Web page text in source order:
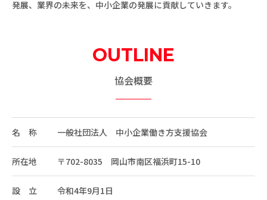
発展、業界の未来を、中小企業の発展に貢献していきます。
OUTLINE
協会概要
名 称 一般社団法人 中小企業働き方支援協会
所在地 〒702-8035 岡山市南区福浜町15-10
設 立 令和4年9月1日